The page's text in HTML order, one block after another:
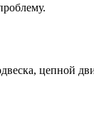
цепной